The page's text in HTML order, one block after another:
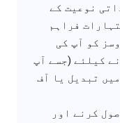
نوعیت کے
فراہم
کو آپ کی
کیلئے (جسے آپ
میں تبدیل یا آف
کرنے اور